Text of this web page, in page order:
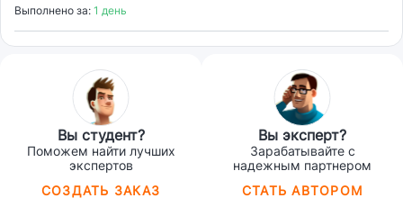
Выполнено за: 1 день
Вы студент?
Поможем найти лучших
экспертов
СОЗДАТЬ ЗАКАЗ
Вы эксперт?
Зарабатывайте с
надежным партнером
СТАТЬ АВТОРОМ